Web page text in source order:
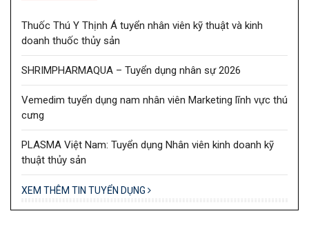
Thuốc Thú Y Thịnh Á tuyển nhân viên kỹ thuật và kinh
doanh thuốc thủy sản
SHRIMPHARMAQUA – Tuyển dụng nhân sự 2026
Vemedim tuyển dụng nam nhân viên Marketing lĩnh vực thú
cưng
PLASMA Việt Nam: Tuyển dụng Nhân viên kinh doanh kỹ
thuật thủy sản
XEM THÊM TIN TUYỂN DỤNG